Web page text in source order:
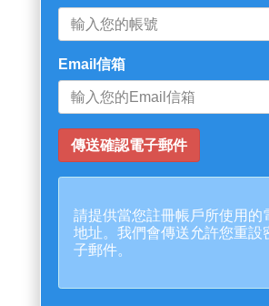
Email信箱
請提供當您註冊帳戶所使用的
地址。我們會傳送允許您重設
子郵件。